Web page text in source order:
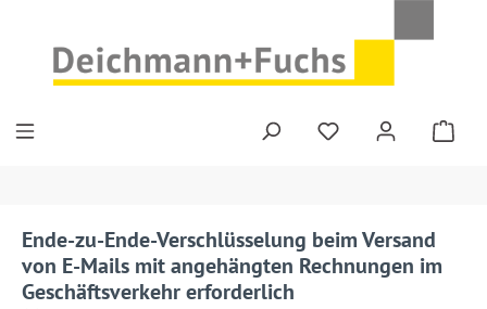
Ende-zu-Ende-Verschlüsselung beim Versand
von E-Mails mit angehängten Rechnungen im
Geschäftsverkehr erforderlich